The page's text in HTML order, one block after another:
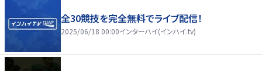
全30競技を完全無料でライブ配信！
2025/06/18 00:00インターハイ(インハイ.tv)